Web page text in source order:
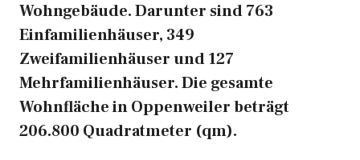
Wohngebäude. Darunter sind 763
Einfamilienhäuser, 349
Zweifamilienhäuser und 127
Mehrfamilienhäuser. Die gesamte
Wohnfläche in Oppenweiler beträgt
206.800 Quadratmeter (qm).